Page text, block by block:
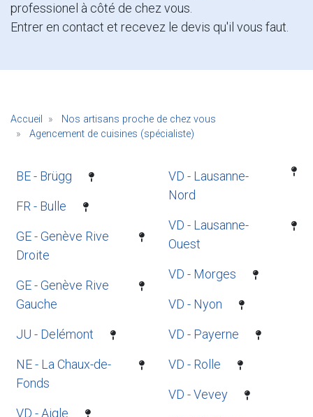
professionel à côté de chez vous.
Entrer en contact et recevez le devis qu'il vous faut.
Accueil
Nos artisans proche de chez vous
Agencement de cuisines (spécialiste)
BE - Brügg
FR - Bulle
GE - Genève Rive
Droite
GE - Genève Rive
Gauche
JU - Delémont
NE - La Chaux-de-
Fonds
VD - Aigle
VD - Lausanne-
Nord
VD - Lausanne-
Ouest
VD - Morges
VD - Nyon
VD - Payerne
VD - Rolle
VD - Vevey